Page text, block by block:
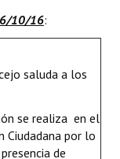
10/16:
saluda a los
se realiza en el
Ciudadana por lo
de